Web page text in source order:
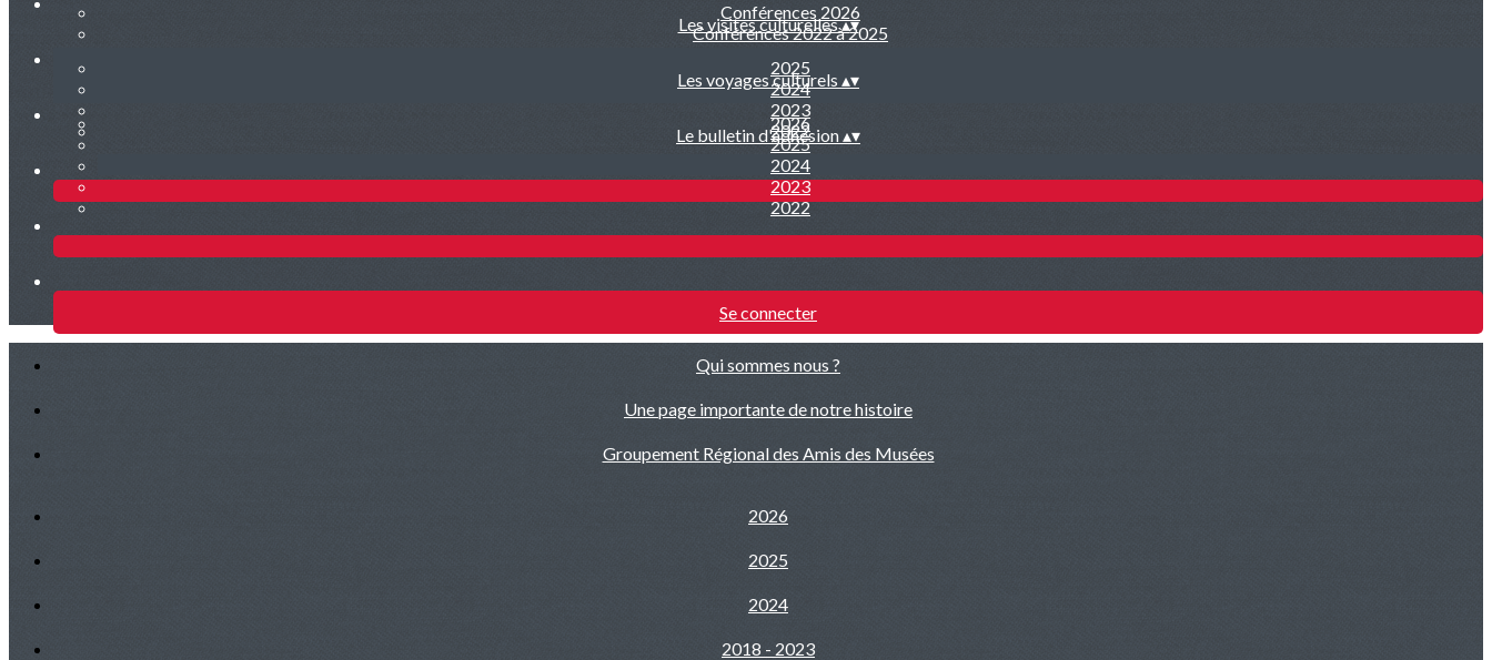
Conférences 2026
Conférences 2022 à 2025
Les visites culturelles▴▾
2025
2024
2023
2022
Les voyages culturels ▴▾
2026
2025
2024
2023
2022
Le bulletin d'adhésion▴▾
Se connecter
Qui sommes nous ?
Une page importante de notre histoire
Groupement Régional des Amis des Musées
2026
2025
2024
2018 - 2023